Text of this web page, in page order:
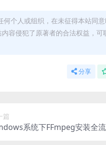
个人或组织，在未征得本站同
容侵犯了原著者的合法权益，可
分享
篇
系统下FFmpeg安装全